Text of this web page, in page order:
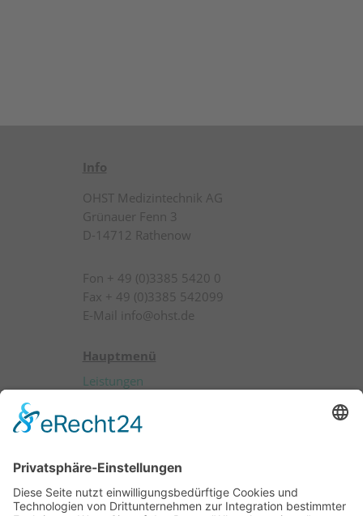
Info
OHST Medizintechnik AG
Grünauer Fenn 3
D-14712 Rathenow
Fon + 49 (0)3385 5420 0
Fax + 49 (0)3385 542099
E-Mail info@ohst.de
Hauptmenü
Leistungen
Patienten
Karriere